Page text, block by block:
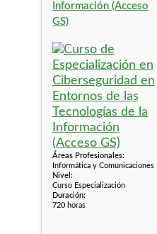
Información (Acceso
GS)
Áreas Profesionales:
Informática y Comunicaciones
Nivel:
Curso Especialización
Duración:
720 horas